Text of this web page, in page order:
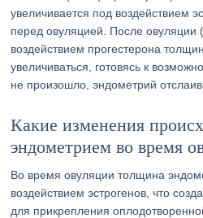
увеличивается под воздействием
перед овуляцией. После овуляции
воздействием прогестерона
увеличиваться, готовясь к
не произошло, эндометрий
Какие изменения
эндометрием во время
Во время овуляции толщина
воздействием эстрогенов, что
для прикрепления